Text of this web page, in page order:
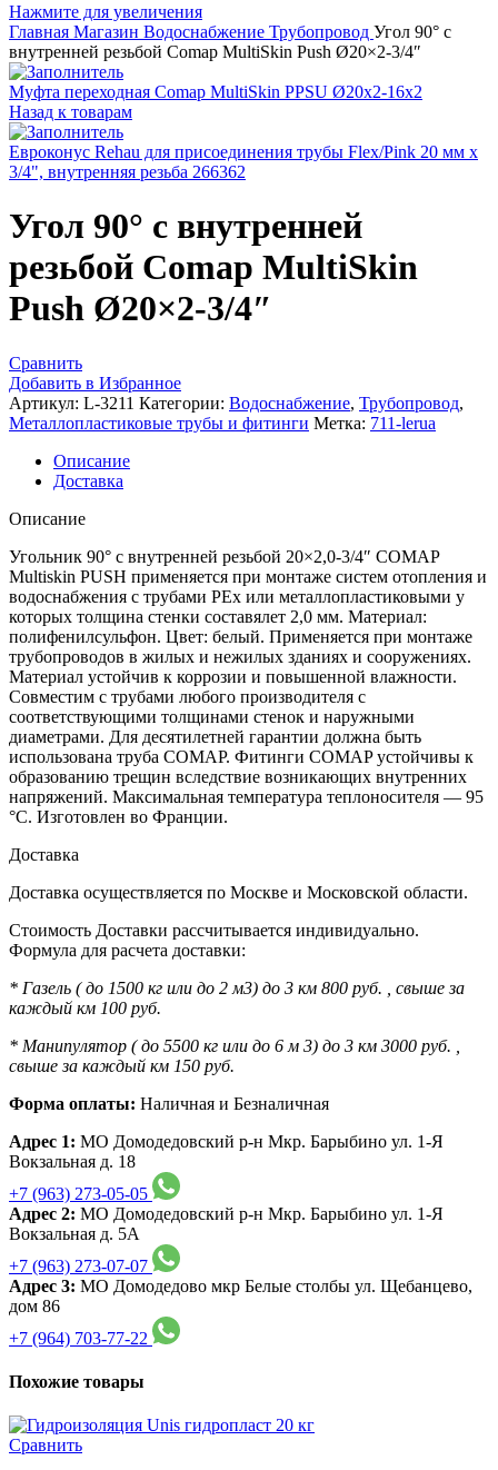
Нажмите для увеличения
Главная Магазин Водоснабжение Трубопровод Угол 90° с
внутренней резьбой Comap MultiSkin Push Ø20×2-3/4″
Муфта переходная Comap MultiSkin PPSU Ø20x2-16x2
Назад к товарам
Евроконус Rehau для присоединения трубы Flex/Pink 20 мм х
3/4", внутренняя резьба 266362
Угол 90° с внутренней
резьбой Comap MultiSkin
Push Ø20×2-3/4″
Сравнить
Добавить в Избранное
Артикул: L-3211 Категории: Водоснабжение, Трубопровод,
Металлопластиковые трубы и фитинги Метка: 711-lerua
Описание
Доставка
Описание
Угольник 90° с внутренней резьбой 20×2,0-3/4″ COMAP
Multiskin PUSH применяется при монтаже систем отопления и
водоснабжения с трубами PEx или металлопластиковыми у
которых толщина стенки составялет 2,0 мм. Материал:
полифенилсульфон. Цвет: белый. Применяется при монтаже
трубопроводов в жилых и нежилых зданиях и сооружениях.
Материал устойчив к коррозии и повышенной влажности.
Совместим с трубами любого производителя с
соответствующими толщинами стенок и наружными
диаметрами. Для десятилетней гарантии должна быть
использована труба COMAP. Фитинги COMAP устойчивы к
образованию трещин вследствие возникающих внутренних
напряжений. Максимальная температура теплоносителя — 95
°C. Изготовлен во Франции.
Доставка
Доставка осуществляется по Москве и Московской области.
Стоимость Доставки рассчитывается индивидуально.
Формула для расчета доставки:
* Газель ( до 1500 кг или до 2 м3) до 3 км 800 руб. , свыше за
каждый км 100 руб.
* Манипулятор ( до 5500 кг или до 6 м 3) до 3 км 3000 руб. ,
свыше за каждый км 150 руб.
Форма оплаты: Наличная и Безналичная
Адрес 1: МО Домодедовский р-н Мкр. Барыбино ул. 1-Я
Вокзальная д. 18
+7 (963) 273-05-05
Адрес 2: МО Домодедовский р-н Мкр. Барыбино ул. 1-Я
Вокзальная д. 5А
+7 (963) 273-07-07
Адрес 3: МО Домодедово мкр Белые столбы ул. Щебанцево,
дом 86
+7 (964) 703-77-22
Похожие товары
Сравнить